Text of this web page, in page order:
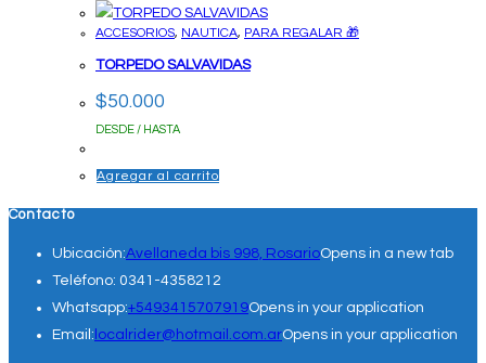
ACCESORIOS, NAUTICA, PARA REGALAR 🎁
TORPEDO SALVAVIDAS
$50.000
DESDE / HASTA
Agregar al carrito
Contacto
Ubicación:Avellaneda bis 998, RosarioOpens in a new tab
Teléfono: 0341-4358212
Whatsapp:+5493415707919Opens in your application
Email: localrider@hotmail.com.arOpens in your application